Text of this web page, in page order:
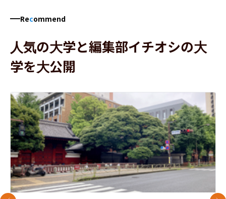
Recommend
人気の大学と編集部イチオシの大
学を大公開